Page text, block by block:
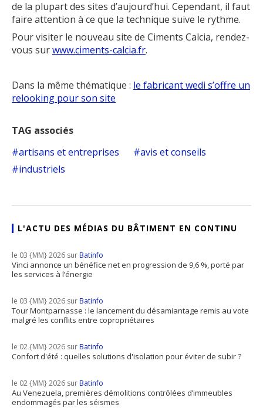
de la plupart des sites d’aujourd’hui. Cependant, il faut
faire attention à ce que la technique suive le rythme.
Pour visiter le nouveau site de Ciments Calcia, rendez-
vous surwww.ciments-calcia.fr.
Dans la même thématique : le fabricant wedi s’offre un
relooking pour son site
TAG associés
artisans et entreprises
avis et conseils
industriels
L'ACTU DES MÉDIAS DU BÂTIMENT EN CONTINU
le 03 {MM} 2026 surBatinfo
Vinci annonce un bénéfice net en progression de 9,6 %, porté par
les services à l’énergie
le 03 {MM} 2026 surBatinfo
Tour Montparnasse : le lancement du désamiantage remis au vote
malgré les conflits entre copropriétaires
le 02 {MM} 2026 surBatinfo
Confort d'été : quelles solutions d'isolation pour éviter de subir ?
le 02 {MM} 2026 surBatinfo
Au Venezuela, premières démolitions contrôlées d’immeubles
endommagés par les séismes